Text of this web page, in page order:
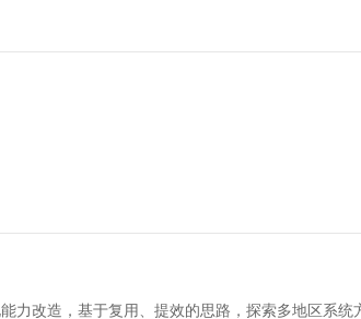
改造，基于复用、提效的思路，探索多地区系统